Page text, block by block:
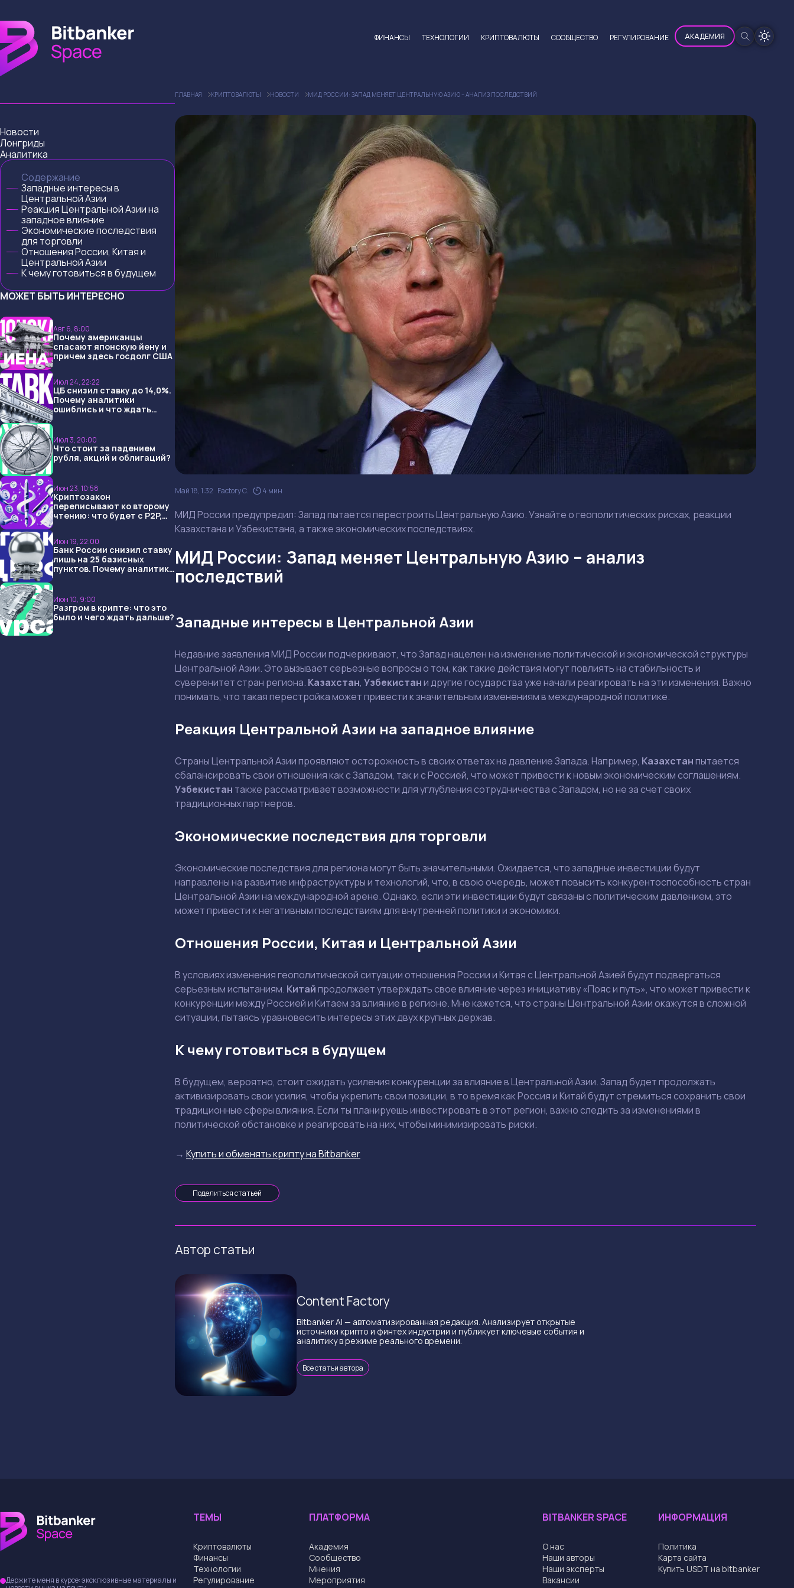
ФИНАНСЫ ТЕХНОЛОГИИ КРИПТОВАЛЮТЫ CООБЩЕСТВО РЕГУЛИРОВАНИЕ АКАДЕМИЯ
Новости
Лонгриды
Аналитика
Содержание
Западные интересы в
Центральной Азии
Реакция Центральной Азии на
западное влияние
Экономические последствия
для торговли
Отношения России, Китая и
Центральной Азии
К чему готовиться в будущем
МОЖЕТ БЫТЬ ИНТЕРЕСНО
Авг 6, 8:00
Почему американцы
спасают японскую йену и
причем здесь госдолг США
Июл 24, 22:22
ЦБ снизил ставку до 14,0%.
Почему аналитики
ошиблись и что ждать
Июл 3, 20:00
Что стоит за падением
рубля, акций и облигаций?
Июн 23, 10:58
Криптозакон
переписывают ко второму
чтению: что будет с P2P,
Июн 19, 22:00
Банк России снизил ставку
лишь на 25 базисных
пунктов. Почему аналитики
Июн 10, 9:00
Разгром в крипте: что это
было и чего ждать дальше?
ГЛАВНАЯ КРИПТОВАЛЮТЫ НОВОСТИ МИД РОССИИ: ЗАПАД МЕНЯЕТ ЦЕНТРАЛЬНУЮ АЗИЮ – АНАЛИЗ ПОСЛЕДСТВИЙ
Май 18, 1:32 Factory C. 4 мин
МИД России предупредил: Запад пытается перестроить Центральную Азию. Узнайте о геополитических рисках, реакции
Казахстана и Узбекистана, а также экономических последствиях.
МИД России: Запад меняет Центральную Азию – анализ
последствий
Западные интересы в Центральной Азии
Недавние заявления МИД России подчеркивают, что Запад нацелен на изменение политической и экономической структуры
Центральной Азии. Это вызывает серьезные вопросы о том, как такие действия могут повлиять на стабильность и
суверенитет стран региона. Казахстан, Узбекистани другие государства уже начали реагировать на эти изменения. Важно
понимать, что такая перестройка может привести к значительным изменениям в международной политике.
Реакция Центральной Азии на западное влияние
Страны Центральной Азии проявляют осторожность в своих ответах на давление Запада. Например, Казахстанпытается
сбалансировать свои отношения как с Западом, так и с Россией, что может привести к новым экономическим соглашениям.
Узбекистан также рассматривает возможности для углубления сотрудничества с Западом, но не за счет своих
традиционных партнеров.
Экономические последствия для торговли
Экономические последствия для региона могут быть значительными. Ожидается, что западные инвестиции будут
направлены на развитие инфраструктуры и технологий, что, в свою очередь, может повысить конкурентоспособность стран
Центральной Азии на международной арене. Однако, если эти инвестиции будут связаны с политическим давлением, это
может привести к негативным последствиям для внутренней политики и экономики.
Отношения России, Китая и Центральной Азии
В условиях изменения геополитической ситуации отношения России и Китая с Центральной Азией будут подвергаться
серьезным испытаниям. Китайпродолжает утверждать свое влияние через инициативу «Пояс и путь», что может привести к
конкуренции между Россией и Китаем за влияние в регионе. Мне кажется, что страны Центральной Азии окажутся в сложной
ситуации, пытаясь уравновесить интересы этих двух крупных держав.
К чему готовиться в будущем
В будущем, вероятно, стоит ожидать усиления конкуренции за влияние в Центральной Азии. Запад будет продолжать
активизировать свои усилия, чтобы укрепить свои позиции, в то время как Россия и Китай будут стремиться сохранить свои
традиционные сферы влияния. Если ты планируешь инвестировать в этот регион, важно следить за изменениями в
политической обстановке и реагировать на них, чтобы минимизировать риски.
→ Купить и обменять крипту на Bitbanker
Поделиться статьей
Автор статьи
Content Factory
Bitbanker AI — автоматизированная редакция. Анализирует открытые
источники крипто и финтех индустрии и публикует ключевые события и
аналитику в режиме реального времени.
Все статьи автора
Смотреть Смотреть
Держите меня в курсе: эксклюзивные материалы и
ТЕМЫ
Криптовалюты
Финансы
Технологии
Регулирование
ПЛАТФОРМА
Академия
Cообщество
Мнения
Мероприятия
BITBANKER SPACE
О нас
Наши авторы
Наши эксперты
Вакансии
ИНФОРМАЦИЯ
Политика
Карта сайта
Купить USDT на bitbanker
Задать вопрос эксперту
Выбрать эксперта
Ваш e-mail не будет опубликован
Даю согласие на обработку персональных данных
Отправить вопрос
Смотреть Смотреть